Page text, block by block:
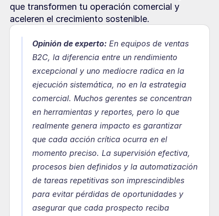
que transformen tu operación comercial y
aceleren el crecimiento sostenible.
Opinión de experto: En equipos de ventas
B2C, la diferencia entre un rendimiento
excepcional y uno mediocre radica en la
ejecución sistemática, no en la estrategia
comercial. Muchos gerentes se concentran
en herramientas y reportes, pero lo que
realmente genera impacto es garantizar
que cada acción crítica ocurra en el
momento preciso. La supervisión efectiva,
procesos bien definidos y la automatización
de tareas repetitivas son imprescindibles
para evitar pérdidas de oportunidades y
asegurar que cada prospecto reciba